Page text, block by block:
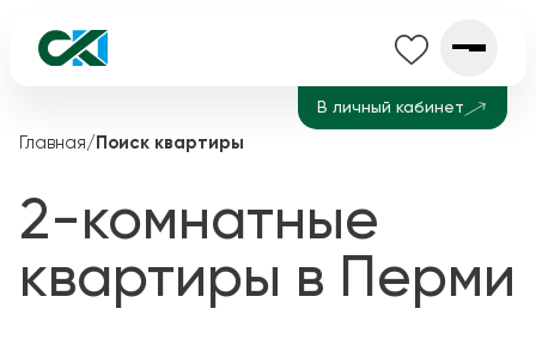
В личный кабинет
Главная/ Поиск квартиры
2-комнатные
квартиры в Перми